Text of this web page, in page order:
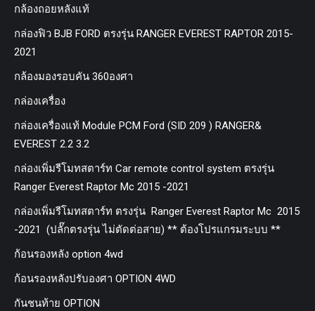
กล้องถอยหลังแท้
กล่องฟิว BJB FORD ตรงรุ่น RANGER EVEREST RAPTOR 2015-
2021
กล้องมองรอบคัน 360องศา
กล่องเครื่อง
กล่องเครื่องแท้ Module PCM Ford (SID 209 ) RANGER&
EVEREST 2.2 3.2
กล่องเพิ่มรีโมทสตาร์ท Car remote control system ตรงรุ่น
Ranger Everest Raptor Mc 2015 -2021
กล่องเพิ่มรีโมทสตาร์ท ตรงรุ่น Ranger Everest Raptor Mc 2015
-2021 (ปลั๊กตรงรุ่น ไม่ตัดต่อสาย) ** ต้องโปรแกรมระบบ **
ก้อนรองหลัง option 4wd
ก้อนรองหลังปรับองศา OPTION 4WD
กันชนท้าย OPTION